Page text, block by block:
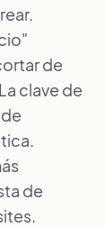
de
clave de
de